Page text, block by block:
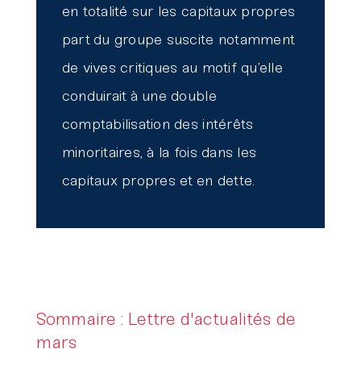
en totalité sur les capitaux propres
part du groupe suscite notamment
de vives critiques au motif qu’elle
conduirait à une double
comptabilisation des intérêts
minoritaires, à la fois dans les
capitaux propres et en dette.
Sommaire : Lettre d'actualités de
mars